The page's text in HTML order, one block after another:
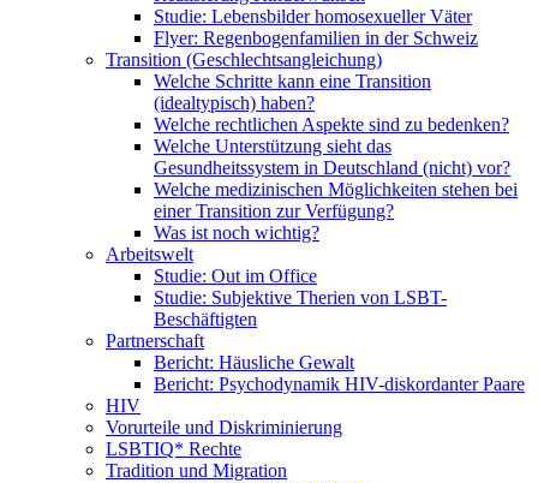
Studie: Lebensbilder homosexueller Väter
Flyer: Regenbogenfamilien in der Schweiz
Transition (Geschlechtsangleichung)
Welche Schritte kann eine Transition
(idealtypisch) haben?
Welche rechtlichen Aspekte sind zu bedenken?
Welche Unterstützung sieht das
Gesundheitssystem in Deutschland (nicht) vor?
Welche medizinischen Möglichkeiten stehen bei
einer Transition zur Verfügung?
Was ist noch wichtig?
Arbeitswelt
Studie: Out im Office
Studie: Subjektive Therien von LSBT-
Beschäftigten
Partnerschaft
Bericht: Häusliche Gewalt
Bericht: Psychodynamik HIV-diskordanter Paare
HIV
Vorurteile und Diskriminierung
LSBTIQ* Rechte
Tradition und Migration